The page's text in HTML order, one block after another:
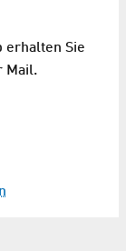
erhalten Sie
Mail.